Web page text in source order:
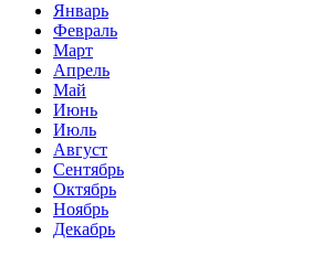
Январь
Февраль
Март
Апрель
Май
Июнь
Июль
Август
Сентябрь
Октябрь
Ноябрь
Декабрь